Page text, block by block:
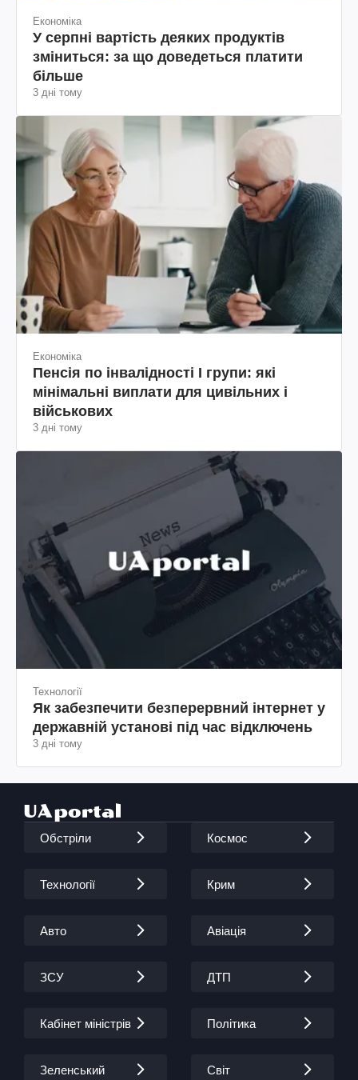
Економіка
У серпні вартість деяких продуктів
зміниться: за що доведеться платити
більше
3 дні тому
Економіка
Пенсія по інвалідності I групи: які
мінімальні виплати для цивільних і
військових
3 дні тому
Технології
Як забезпечити безперервний інтернет у
державній установі під час відключень
3 дні тому
Обстріли Космос
Технології Крим
Авто Авіація
ЗСУ ДТП
Кабінет міністрів Політика
Зеленський Світ